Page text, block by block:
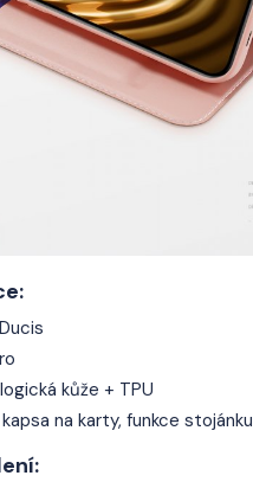
kůže + TPU
na karty, funkce stojánku